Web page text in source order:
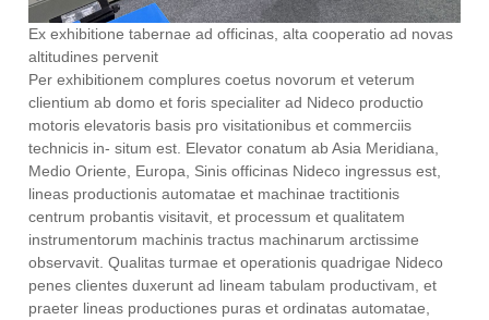
Ex exhibitione tabernae ad officinas, alta cooperatio ad novas
altitudines pervenit
Per exhibitionem complures coetus novorum et veterum
clientium ab domo et foris specialiter ad Nideco productio
motoris elevatoris basis pro visitationibus et commerciis
technicis in- situm est. Elevator conatum ab Asia Meridiana,
Medio Oriente, Europa, Sinis officinas Nideco ingressus est,
lineas productionis automatae et machinae tractitionis
centrum probantis visitavit, et processum et qualitatem
instrumentorum machinis tractus machinarum arctissime
observavit. Qualitas turmae et operationis quadrigae Nideco
penes clientes duxerunt ad lineam tabulam productivam, et
praeter lineas productiones puras et ordinatas automatae,